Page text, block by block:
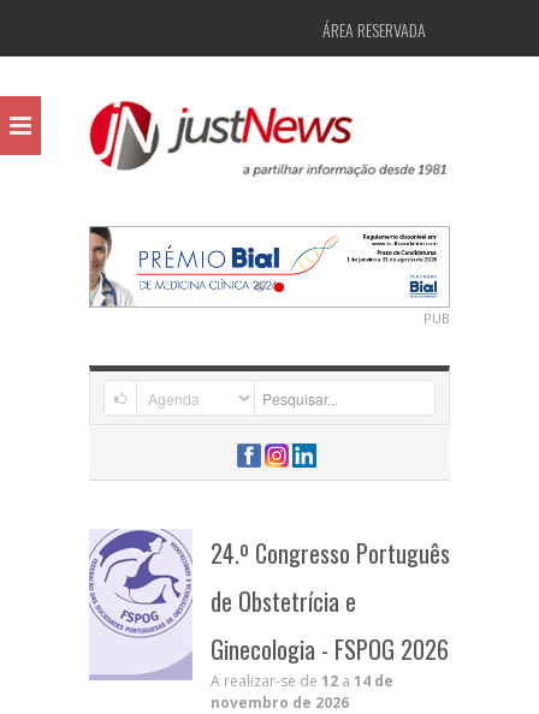
ÁREA RESERVADA
PUB
24.º Congresso Português
de Obstetrícia e
Ginecologia - FSPOG 2026
A realizar-se de 12 a 14 de
novembro de 2026